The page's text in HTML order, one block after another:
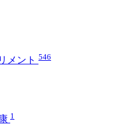
メント 546
1